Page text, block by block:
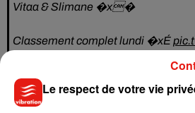
Vitaa & Slimane �x�
Classement complet lundi �xÉ
August 30,
Fier de ce succès, Slimane n'a pas
message pour ses fans sur Twitter. "
Le respect de votre vie